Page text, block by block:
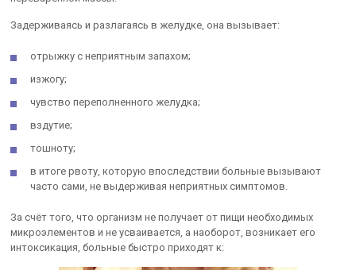
Задерживаясь и разлагаясь в желудке, она вызывает:
отрыжку с неприятным запахом;
изжогу;
чувство переполненного желудка;
вздутие;
тошноту;
в итоге рвоту, которую впоследствии больные вызывают
часто сами, не выдерживая неприятных симптомов.
За счёт того, что организм не получает от пищи необходимых
микроэлементов и не усваивается, а наоборот, возникает его
интоксикация, больные быстро приходят к: